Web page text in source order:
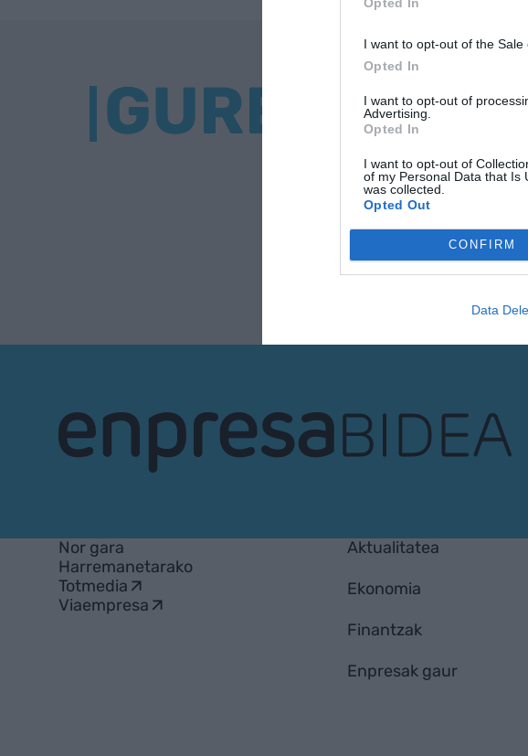
I want to opt-out of the Sale
Opted In
I want to opt-out of
Advertising.
Opted In
I want to opt-out of
of my Personal Data that Is
was collected.
Opted Out
CONFIRM
Data
GURE
Nor gara
Harremanetarako
Totmedia
Viaempresa
Aktualitatea
Ekonomia
Finantzak
Enpresak gaur